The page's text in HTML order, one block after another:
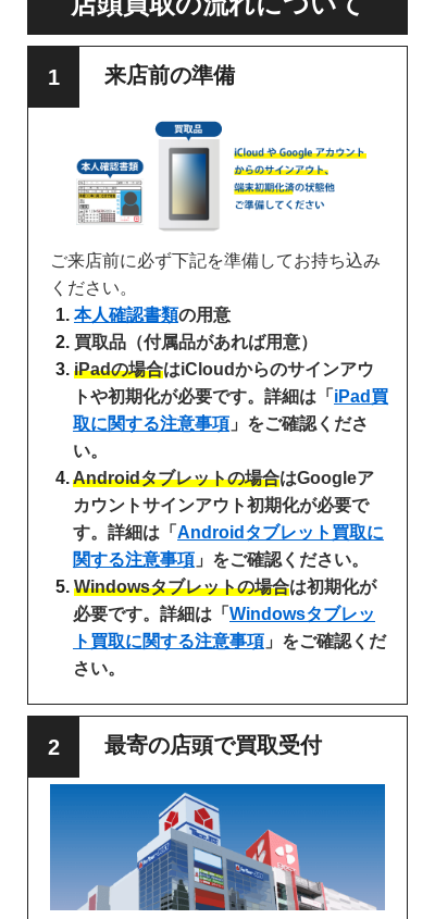
来店前の準備
ご来店前に必ず下記を準備してお持ち込み
ください。
本人確認書類の用意
買取品（付属品があれば用意）
iPadの場合はiCloudからのサインアウ
トや初期化が必要です。詳細は「 iPad買
取に関する注意事項 」をご確認くださ
い。
Androidタブレットの場合はGoogleア
カウントサインアウト初期化が必要で
す。詳細は「 Androidタブレット買取に
関する注意事項 」をご確認ください。
Windowsタブレットの場合は初期化が
必要です。詳細は「 Windowsタブレッ
ト買取に関する注意事項 」をご確認くだ
さい。
最寄の店頭で買取受付